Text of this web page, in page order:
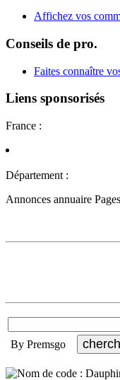
Affichez vos
Conseils de pro.
Faites connaître
Liens sponsorisés
France :
Département :
Annonces annuaire
By Premsgo